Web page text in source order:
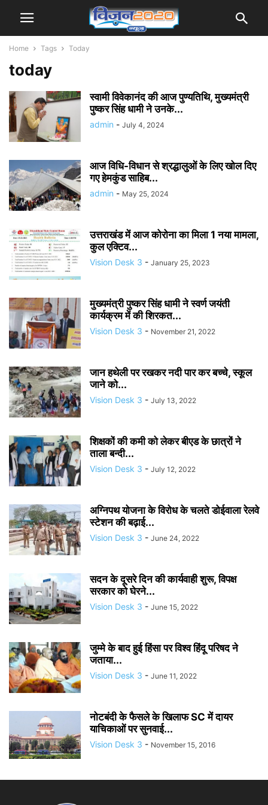
Home Tags Today
today
स्वामी विवेकानंद की आज पुण्यतिथि, मुख्यमंत्री
पुष्कर सिंह धामी ने उनके...
admin - July 4, 2024
आज विधि-विधान से श्रद्धालुओं के लिए खोल दिए
गए हेमकुंड साहिब...
admin - May 25, 2024
उत्तराखंड में आज कोरोना का मिला 1 नया मामला,
कुल एक्टिव...
Vision Desk 3 - January 25, 2023
मुख्यमंत्री पुष्कर सिंह धामी ने स्वर्ण जयंती
कार्यक्रम में की शिरकत...
Vision Desk 3 - November 21, 2022
जान हथेली पर रखकर नदी पार कर बच्चे, स्कूल
जाने को...
Vision Desk 3 - July 13, 2022
शिक्षकों की कमी को लेकर बीएड के छात्रों ने
ताला बन्दी...
Vision Desk 3 - July 12, 2022
अग्निपथ योजना के विरोध के चलते डोईवाला रेलवे
स्टेशन की बढ़ाई...
Vision Desk 3 - June 24, 2022
सदन के दूसरे दिन की कार्यवाही शुरू, विपक्ष
सरकार को घेरने...
Vision Desk 3 - June 15, 2022
जुम्मे के बाद हुई हिंसा पर विश्व हिंदू परिषद ने
जताया...
Vision Desk 3 - June 11, 2022
नोटबंदी के फैसले के खिलाफ SC में दायर
याचिकाओं पर सुनवाई...
Vision Desk 3 - November 15, 2016